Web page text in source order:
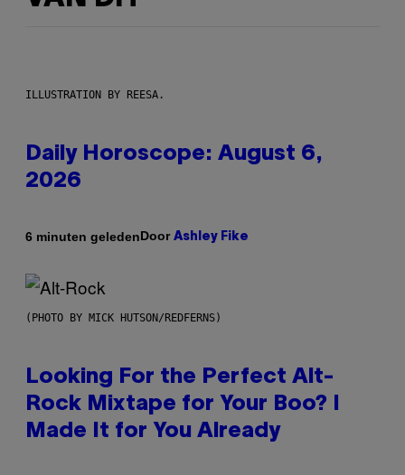
ILLUSTRATION BY REESA.
Daily Horoscope: August 6,
2026
6 minuten geledenDoor Ashley Fike
(PHOTO BY MICK HUTSON/REDFERNS)
Looking For the Perfect Alt-
Rock Mixtape for Your Boo? I
Made It for You Already